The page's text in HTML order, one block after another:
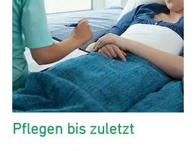
Pflegen bis zuletzt